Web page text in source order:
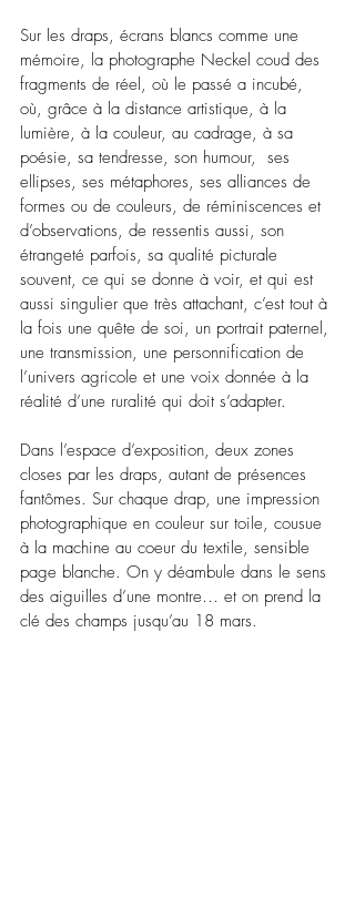
Sur les draps, écrans blancs comme une
mémoire, la photographe Neckel coud des
fragments de réel, où le passé a incubé,
où, grâce à la distance artistique, à la
lumière, à la couleur, au cadrage, à sa
poésie, sa tendresse, son humour,  ses
ellipses, ses métaphores, ses alliances de
formes ou de couleurs, de réminiscences et
d’observations, de ressentis aussi, son
étrangeté parfois, sa qualité picturale
souvent, ce qui se donne à voir, et qui est
aussi singulier que très attachant, c’est tout à
la fois une quête de soi, un portrait paternel,
une transmission, une personnification de
l’univers agricole et une voix donnée à la
réalité d’une ruralité qui doit s’adapter.
Dans l’espace d’exposition, deux zones
closes par les draps, autant de présences
fantômes. Sur chaque drap, une impression
photographique en couleur sur toile, cousue
à la machine au coeur du textile, sensible
page blanche. On y déambule dans le sens
des aiguilles d’une montre… et on prend la
clé des champs jusqu’au 18 mars.